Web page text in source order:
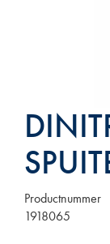
Productnummer
1918065